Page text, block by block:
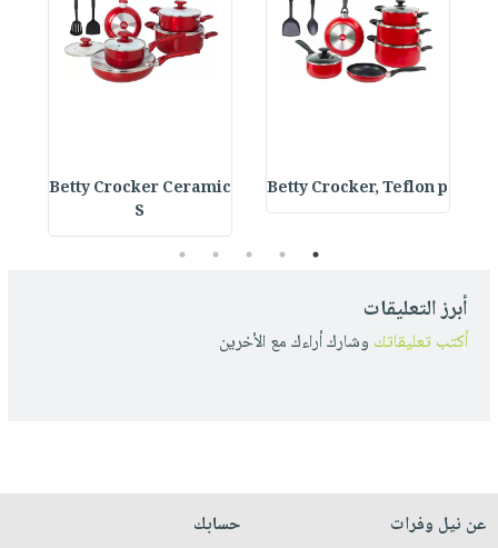
Betty Crocker, Teflon p
Betty Crocker Ceramic
S
1
2
3
4
5
أبرز التعليقات
أكتب تعليقاتك وشارك أراءك مع الأخرين
عن نيل وفرات
حسابك